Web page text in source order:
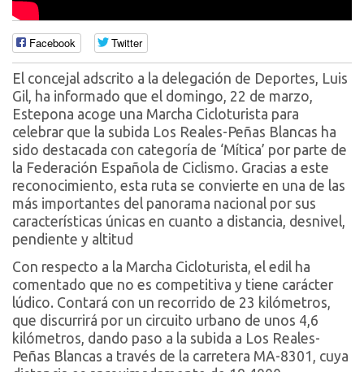
Facebook Twitter
El concejal adscrito a la delegación de Deportes, Luis
Gil, ha informado que el domingo, 22 de marzo,
Estepona acoge una Marcha Cicloturista para
celebrar que la subida Los Reales-Peñas Blancas ha
sido destacada con categoría de ‘Mítica’ por parte de
la Federación Española de Ciclismo. Gracias a este
reconocimiento, esta ruta se convierte en una de las
más importantes del panorama nacional por sus
características únicas en cuanto a distancia, desnivel,
pendiente y altitud
Con respecto a la Marcha Cicloturista, el edil ha
comentado que no es competitiva y tiene carácter
lúdico. Contará con un recorrido de 23 kilómetros,
que discurrirá por un circuito urbano de unos 4,6
kilómetros, dando paso a la subida a Los Reales-
Peñas Blancas a través de la carretera MA-8301, cuya